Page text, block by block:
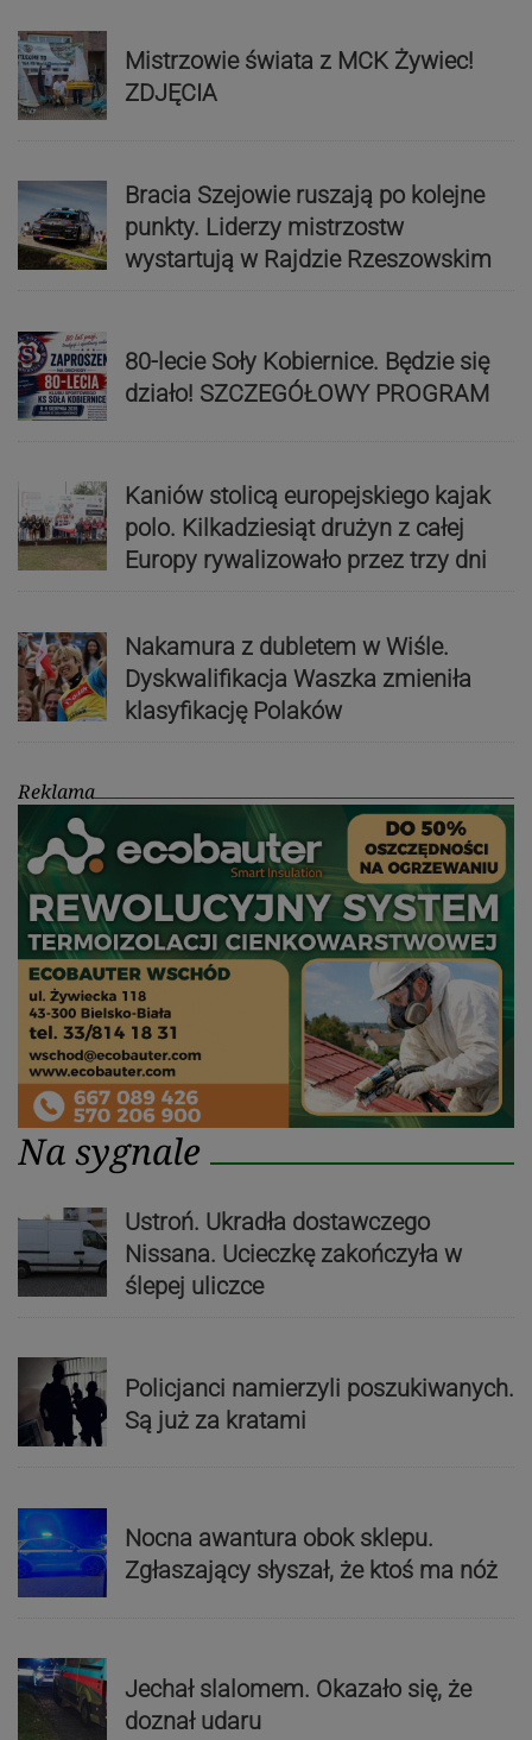
Mistrzowie świata z MCK Żywiec!
ZDJĘCIA
Bracia Szejowie ruszają po kolejne
punkty. Liderzy mistrzostw
wystartują w Rajdzie Rzeszowskim
80-lecie Soły Kobiernice. Będzie się
działo! SZCZEGÓŁOWY PROGRAM
Kaniów stolicą europejskiego kajak
polo. Kilkadziesiąt drużyn z całej
Europy rywalizowało przez trzy dni
Nakamura z dubletem w Wiśle.
Dyskwalifikacja Waszka zmieniła
klasyfikację Polaków
Reklama
Na sygnale
Ustroń. Ukradła dostawczego
Nissana. Ucieczkę zakończyła w
ślepej uliczce
Policjanci namierzyli poszukiwanych.
Są już za kratami
Nocna awantura obok sklepu.
Zgłaszający słyszał, że ktoś ma nóż
Jechał slalomem. Okazało się, że
doznał udaru